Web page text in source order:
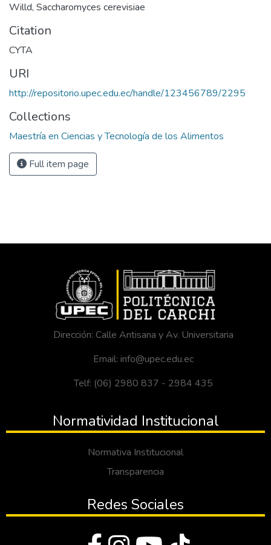
Willd, Saccharomyces cerevisiae
Citation
CYTA
URI
http://repositorio.upec.edu.ec/handle/123456789/2295
Collections
Maestría en Ciencias y Tecnología de los Alimentos
Full item page
Dirección: Calle Antisana y Av. Universitaria
Email: info@upec.edu.ec
Telf: (06) 2980 837 - 2984 435
Normatividad Institucional
Normativa Institucional
Transparencia
Redes Sociales